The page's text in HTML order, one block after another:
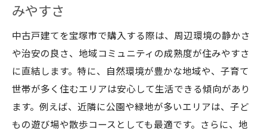
事情
宝塚市で安心して暮らせる魅力的なエリアとは
中古戸建て購入におすすめの宝塚市安全地
みやすさ
中古戸建てを宝塚市で購入する際は、周辺環境の静かさ
や治安の良さ、地域コミュニティの成熟度が住みやすさ
に直結します。特に、自然環境が豊かな地域や、子育て
世帯が多く住むエリアは安心して生活できる傾向があり
ます。例えば、近隣に公園や緑地が多いエリアは、子ど
もの遊び場や散歩コースとしても最適です。さらに、地